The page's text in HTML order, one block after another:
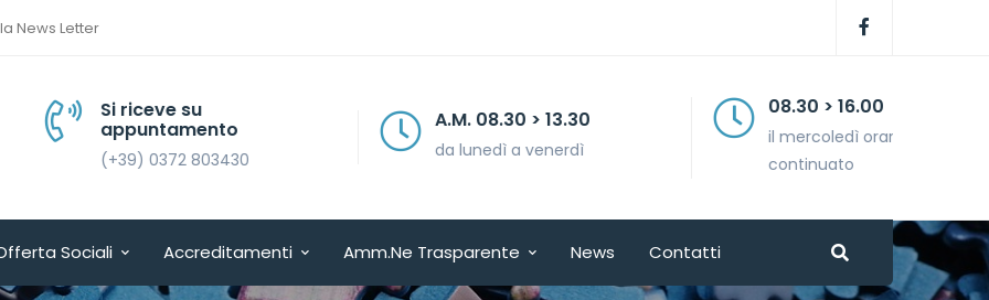
News Letter
Si riceve su
appuntamento
(+39) 0372 803430
A.M. 08.30 > 13.30
da lunedì a venerdì
08.30 > 16.00
il mercoledì orario
Sociali Accreditamenti Amm.ne Trasparente News Contatti